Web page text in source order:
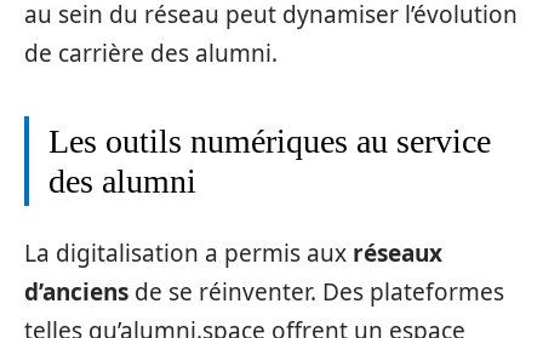
au sein du réseau peut dynamiser l’évolution
de carrière des alumni.
Les outils numériques au service
des alumni
La digitalisation a permis aux réseaux
d’anciens de se réinventer. Des plateformes
telles qu’alumni.space offrent un espace